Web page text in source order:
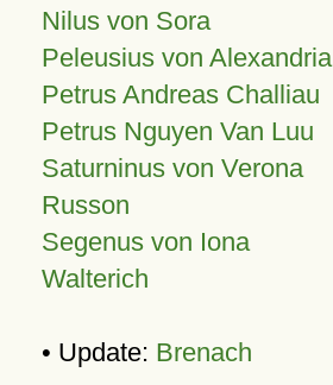
Nilus von Sora
Peleusius von Alexandria
Petrus Andreas Challiau
Petrus Nguyen Van Luu
Saturninus von Verona
Russon
Segenus von Iona
Walterich
• Update: Brenach